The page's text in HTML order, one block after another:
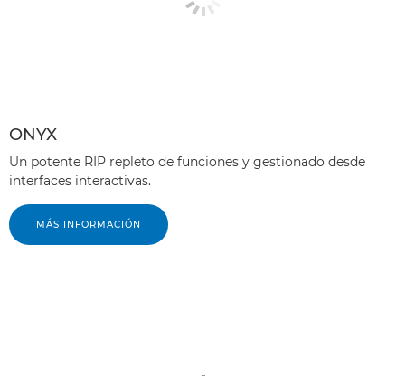
ONYX
Un potente RIP repleto de funciones y gestionado desde
interfaces interactivas.
MÁS INFORMACIÓN